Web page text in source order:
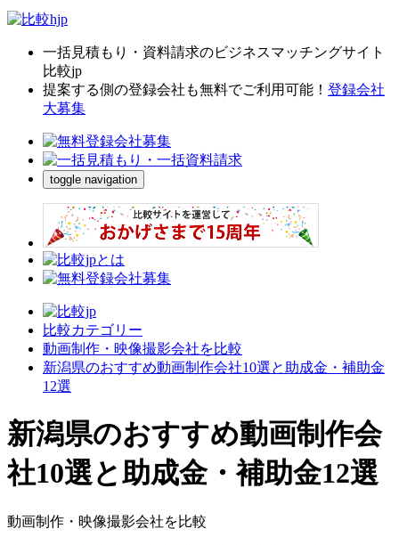
一括見積もり・資料請求のビジネスマッチングサイト
比較jp
提案する側の登録会社も無料でご利用可能！ 登録会社
大募集
toggle navigation
比較カテゴリー
動画制作・映像撮影会社を比較
新潟県のおすすめ動画制作会社10選と助成金・補助金
12選
新潟県のおすすめ動画制作会
社10選と助成金・補助金12選
動画制作・映像撮影会社を比較